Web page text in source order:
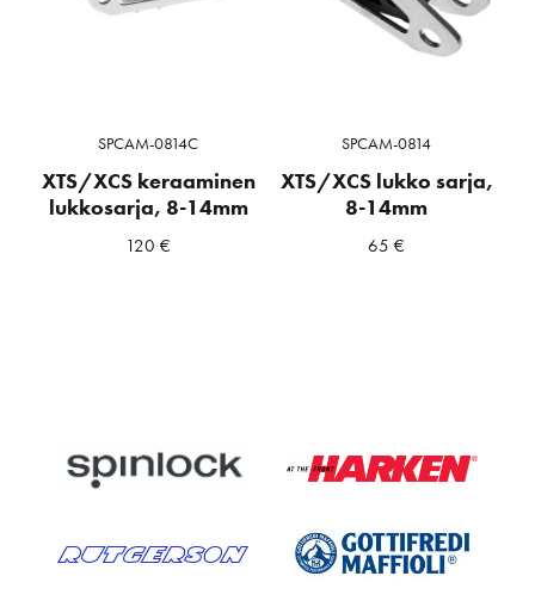
SPCAM-0814C
XTS/XCS keraaminen
lukkosarja, 8-14mm
120€
SPCAM-0814
XTS/XCS lukko sarja,
8-14mm
65€